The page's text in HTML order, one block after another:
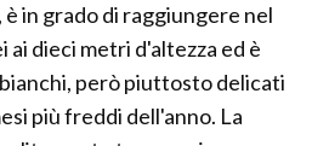
in grado di raggiungere nel
ai dieci metri d'altezza ed è
però piuttosto delicati
più freddi dell'anno. La